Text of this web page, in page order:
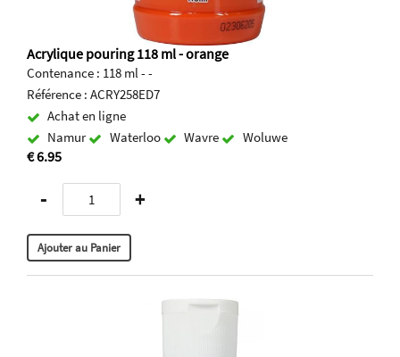
Acrylique pouring 118 ml - orange
Contenance : 118 ml - -
Référence : ACRY258ED7
Achat en ligne
Namur
Waterloo Wavre Woluwe
€ 6.95
- +